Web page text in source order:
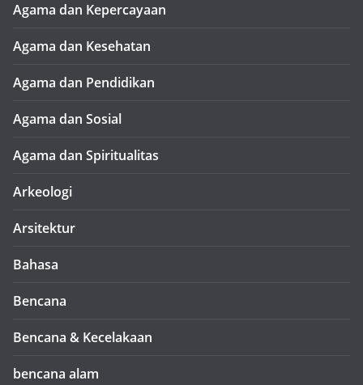
Agama dan Kepercayaan
Agama dan Kesehatan
Agama dan Pendidikan
Agama dan Sosial
Agama dan Spiritualitas
Arkeologi
Arsitektur
Bahasa
Bencana
Bencana & Kecelakaan
bencana alam